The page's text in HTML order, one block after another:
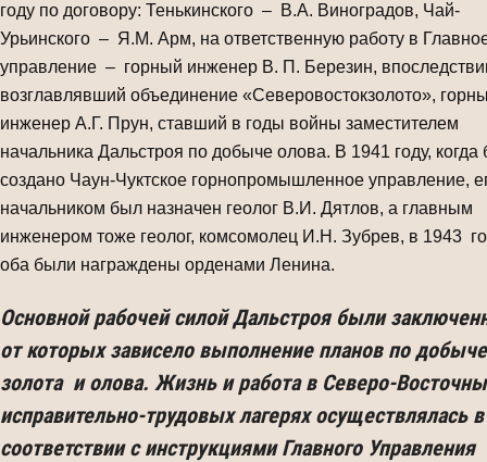
году по договору: Тенькинского – В.А. Виноградов, Чай-
Урьинского – Я.М. Арм, на ответственную работу в
управление – горный инженер В. П. Березин,
возглавлявший объединение «Северовостокзолото»,
инженер А.Г. Прун, ставший в годы войны заместителем
начальника Дальстроя по добыче олова. В 1941 году, когда
создано Чаун-Чуктское горнопромышленное управление,
начальником был назначен геолог В.И. Дятлов, а главным
инженером тоже геолог, комсомолец И.Н. Зубрев, в 1943
оба были награждены орденами Ленина.
Основной рабочей силой Дальстроя были
от которых зависело выполнение планов по добыче
золота и олова. Жизнь и работа в Северо-
исправительно-трудовых лагерях осуществлялась в
соответствии с инструкциями Главного Управления